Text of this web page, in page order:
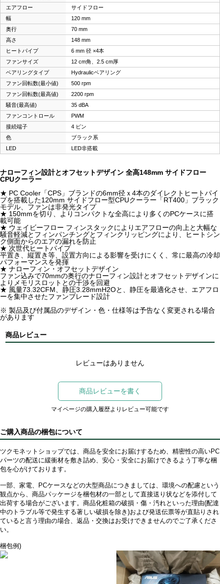
エアフロー
サイドフロー
幅
120 mm
奥行
70 mm
高さ
148 mm
ヒートパイプ
6 mm 径 ×4本
ファンサイズ
12 cm角、2.5 cm厚
ベアリングタイプ
Hydraulicベアリング
ファン回転数(最小値)
500 rpm
ファン回転数(最高値)
2200 rpm
騒音(最高値)
35 dBA
ファンコントロール
PWM
接続端子
4 ピン
色
ブラック系
LED
LED非搭載
ナローフィン設計とオフセットデザイン 全高148mm サイドフロー
CPUクーラー
★ PC Cooler「CPS」ブランドの6mm径ｘ4本のダイレクトヒートパイ
プを搭載した120mm サイドフロー型CPUクーラー「RT400」ブラック
モデル、ファンは非発光タイプ
★ 150mmを切り、よりコンパクトな全高により多くのPCケースに搭
載可能
★ ウェイビーフロー フィンスタックによりエアフローの向上と大幅な
騒音軽減とフィンパンチングとフィンクリッピングにより、ヒートシン
ク側面からのエアの漏れを防止
★ 次世代ヒートパイプ
平置き、縦置き等、設置方向による影響を受けにくく、常に最高の冷却
パフォーマンスを発揮
★ ナローフィン・オフセットデザイン
ファン込みで70mmの奥行のナローフィン設計とオフセットデザインに
よりメモリスロットとの干渉を回避
★ 風量73.32CFM、静圧3.28mmH2Oと、静圧を最適化させ、エアフロ
ーを集中させたファンブレード設計
※ 製品及び付属品のデザイン・色・仕様等は予告なく変更される場合
があります
商品レビュー
レビューはありません
商品レビューを書く
マイページの購入履歴よりレビュー可能です
ご購入商品の梱包について
ツクモネットショップでは、商品を安全にお届けするため、精密性の高いPC
パーツの配送に緩衝材を敷き詰め、安心・安全にお届けできるよう丁寧な梱
包を心がけております。
一部、家電、PCケースなどの大型商品につきましては、環境への配慮という
観点から、商品パッケージを梱包材の一部として直接送り状などを添付して
出荷する場合がございます。商品化粧箱の破損・傷・汚れといった理由(配達
中のトラブル等で発生する著しい破損を除き)および発送伝票等が直貼りされ
ていると言う理由の場合、返品・交換はお受けできませんのでご了承くださ
い。
梱包例)